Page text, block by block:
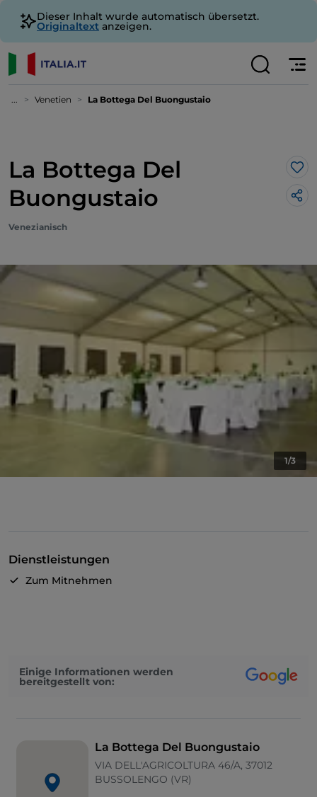
Dieser Inhalt wurde automatisch übersetzt.
Originaltext anzeigen.
... Venetien La Bottega Del Buongustaio
La Bottega Del
Buongustaio
Venezianisch
1/3
Dienstleistungen
Zum Mitnehmen
Einige Informationen werden
bereitgestellt von:
La Bottega Del Buongustaio
VIA DELL'AGRICOLTURA 46/A, 37012
BUSSOLENGO (VR)